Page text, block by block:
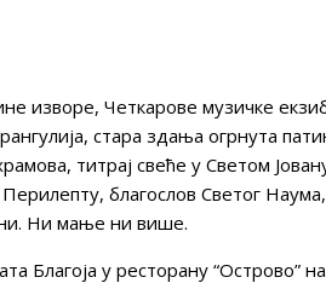
изворе, Четкарове музичке
стара здања огрнута
титрај свеће у Светом
благослов Светог
Ни мање ни више.
Благоја у ресторану “Острово”